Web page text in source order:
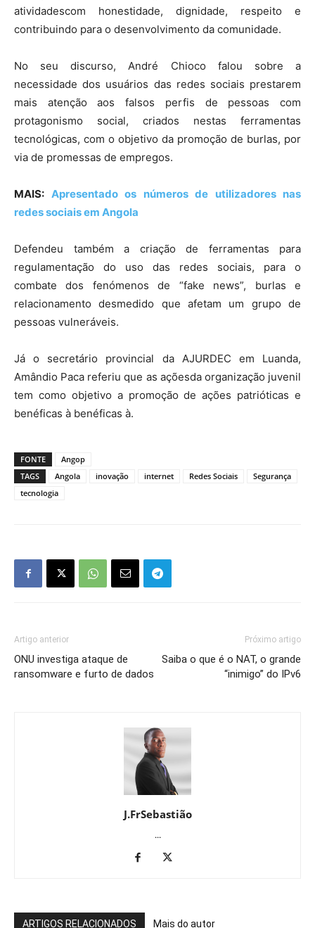
atividadescom honestidade, dignidade, respeito e
contribuindo para o desenvolvimento da comunidade.
No seu discurso, André Chioco falou sobre a
necessidade dos usuários das redes sociais prestarem
mais atenção aos falsos perfis de pessoas com
protagonismo social, criados nestas ferramentas
tecnológicas, com o objetivo da promoção de burlas, por
via de promessas de empregos.
MAIS: Apresentado os números de utilizadores nas
redes sociais em Angola
Defendeu também a criação de ferramentas para
regulamentação do uso das redes sociais, para o
combate dos fenómenos de “fake news”, burlas e
relacionamento desmedido que afetam um grupo de
pessoas vulneráveis.
Já o secretário provincial da AJURDEC em Luanda,
Amândio Paca referiu que as açõesda organização juvenil
tem como objetivo a promoção de ações patrióticas e
benéficas à benéficas à.
FONTE
Angop
TAGS
Angola inovação internet Redes Sociais
Segurança
tecnologia
Artigo anterior
ONU investiga ataque de
ransomware e furto de dados
Próximo artigo
Saiba o que é o NAT, o grande
“inimigo” do IPv6
J.FrSebastião
...
ARTIGOS RELACIONADOS Mais do autor